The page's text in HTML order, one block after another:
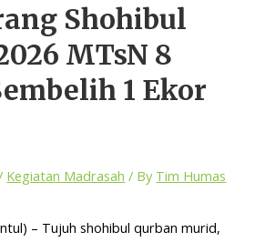
Shohibul
MTsN 8
1 Ekor
Kegiatan Madrasah / By Tim Humas
– Tujuh shohibul qurban murid,